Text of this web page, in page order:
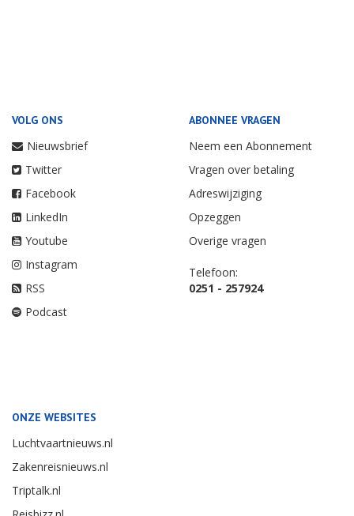
VOLG ONS
Nieuwsbrief
Twitter
Facebook
LinkedIn
Youtube
Instagram
RSS
Podcast
ABONNEE VRAGEN
Neem een Abonnement
Vragen over betaling
Adreswijziging
Opzeggen
Overige vragen
Telefoon:
0251 - 257924
ONZE WEBSITES
Luchtvaartnieuws.nl
Zakenreisnieuws.nl
Triptalk.nl